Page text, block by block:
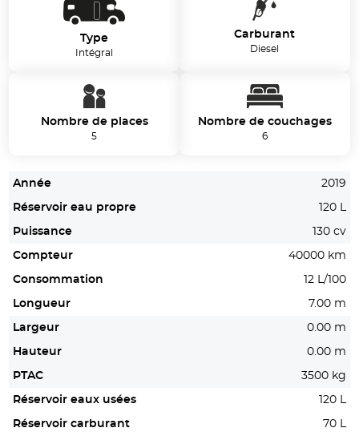
Type
Intégral
Carburant
Diesel
Nombre de places
5
Nombre de couchages
6
Année 2019
Réservoir eau propre 120 L
Puissance 130 cv
Compteur 40000 km
Consommation 12 L/100
Longueur 7.00 m
Largeur 0.00 m
Hauteur 0.00 m
PTAC 3500 kg
Réservoir eaux usées 120 L
Réservoir carburant 70 L